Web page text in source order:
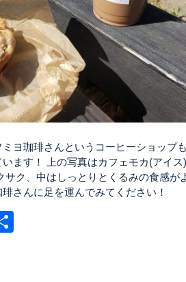
ヨ珈琲さんというコーヒーショップ
ます！ 上の写真はカフェモカ(アイ
サク、中はしっとりとくるみの食感
さんに足を運んでみてください！